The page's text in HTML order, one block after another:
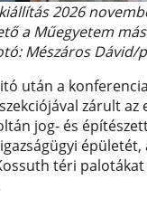
2026
a Műegyetem
Mészáros Dávid/
után a
zárult az
jog- és
téri